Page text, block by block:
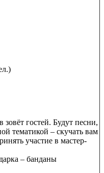
гостей. Будут песни,
тематикой – скучать вам
участие в мастер-
– банданы